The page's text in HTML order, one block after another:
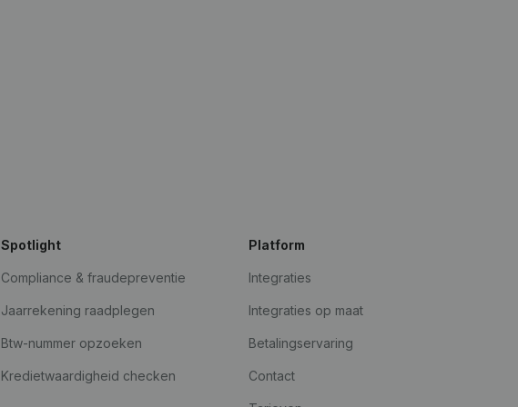
Spotlight
Compliance & fraudepreventie
Jaarrekening raadplegen
Btw-nummer opzoeken
Kredietwaardigheid checken
Platform
Integraties
Integraties op maat
Betalingservaring
Contact